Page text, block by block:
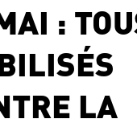
:
LA